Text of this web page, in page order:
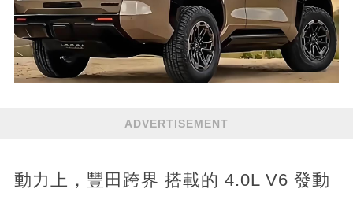
ADVERTISEMENT
動力上，豐田跨界 搭載的 4.0L V6 發動